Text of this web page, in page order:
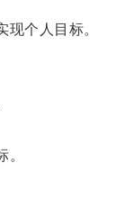
个人目标。